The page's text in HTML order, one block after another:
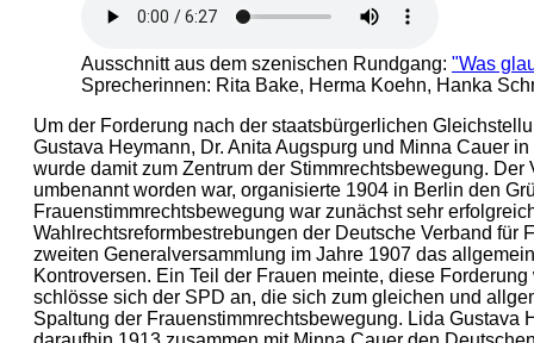
Ausschnitt aus dem szenischen Rundgang: "Was
Sprecherinnen: Rita Bake, Herma Koehn, Hanka
Um der Forderung nach der staatsbürgerlichen
Gustava Heymann, Dr. Anita Augspurg und Minna Cauer
wurde damit zum Zentrum der Stimmrechtsbewegung.
umbenannt worden war, organisierte 1904 in Berlin den
Frauenstimmrechtsbewegung war zunächst sehr
Wahlrechtsreformbestrebungen der Deutsche Verband
zweiten Generalversammlung im Jahre 1907 das
Kontroversen. Ein Teil der Frauen meinte, diese
schlösse sich der SPD an, die sich zum gleichen und
Spaltung der Frauenstimmrechtsbewegung. Lida Gustava